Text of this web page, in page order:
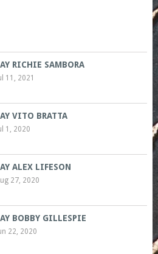
RICHIE SAMBORA
11, 2021
VITO BRATTA
1, 2020
ALEX LIFESON
27, 2020
BOBBY GILLESPIE
22, 2020